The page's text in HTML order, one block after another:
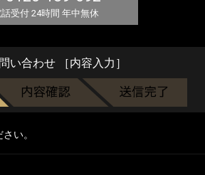
話受付 24時間 年中無休
い合わせ ［内容入力］
い。